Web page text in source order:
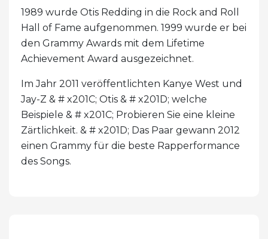
1989 wurde Otis Redding in die Rock and Roll
Hall of Fame aufgenommen. 1999 wurde er bei
den Grammy Awards mit dem Lifetime
Achievement Award ausgezeichnet.
Im Jahr 2011 veröffentlichten Kanye West und
Jay-Z & # x201C; Otis & # x201D; welche
Beispiele & # x201C; Probieren Sie eine kleine
Zärtlichkeit. & # x201D; Das Paar gewann 2012
einen Grammy für die beste Rapperformance
des Songs.